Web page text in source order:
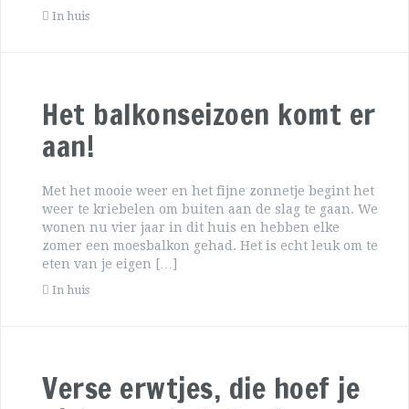
In huis
Het balkonseizoen komt er
aan!
Met het mooie weer en het fijne zonnetje begint het
weer te kriebelen om buiten aan de slag te gaan. We
wonen nu vier jaar in dit huis en hebben elke
zomer een moesbalkon gehad. Het is echt leuk om te
eten van je eigen […]
In huis
Verse erwtjes, die hoef je